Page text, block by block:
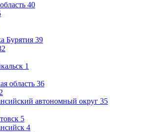
40
Бурятия 39
1
область 36
автономный округ 35
5
4